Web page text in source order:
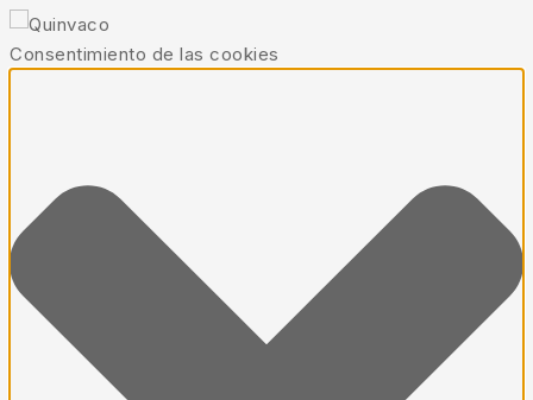
Consentimiento de las cookies